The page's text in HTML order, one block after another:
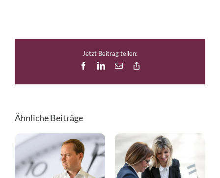
Jetzt Beitrag teilen:
FacebookLinkedIn
E-
Ähnliche Beiträge